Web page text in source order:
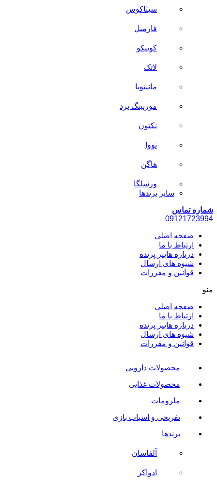
سیتاکوس
فارمیل
کوییکو
لاتک
مانیتوبا
مورنینگ برد
نکتون
نووا
هاگن
ورسلگا
سایر برند‌ها
شماره تماس
09121723994
صفحه اصلی
ارتباط با ما
درباره هایپر پرنده
شیوه های ارسال
قوانین و مقررات
منو
صفحه اصلی
ارتباط با ما
درباره هایپر پرنده
شیوه های ارسال
قوانین و مقررات
محصولات دارویی
محصولات غذایی
ملزومات
تفریحی و اسباب بازی
برندها
آلفاسان
ادواکر